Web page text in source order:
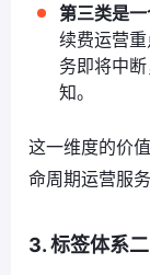
第三类是一
续费运营
务即将中
知。
这一维度的价
命周期运营服务
3. 标签体系